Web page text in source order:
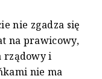
nie zgadza się
na prawicowy,
rządowy i
nie ma